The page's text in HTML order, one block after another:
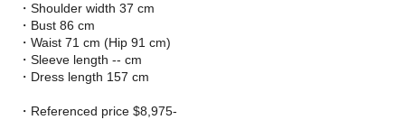
・Shoulder width 37 cm
・Bust 86 cm
・Waist 71 cm (Hip 91 cm)
・Sleeve length -- cm
・Dress length 157 cm
・Referenced price $8,975-